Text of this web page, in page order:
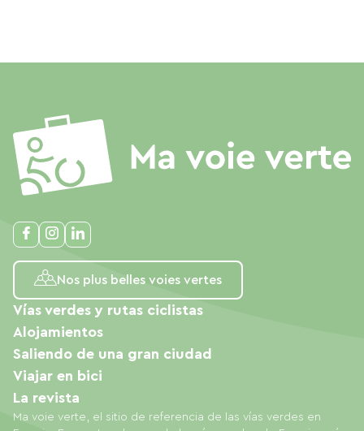
Nos plus belles voies vertes
Ma voie verte, el sitio de referencia de las vías verdes en
Vías verdes y rutas ciclistas
Alojamientos
Saliendo de una gran ciudad
Viajar en bici
La revista